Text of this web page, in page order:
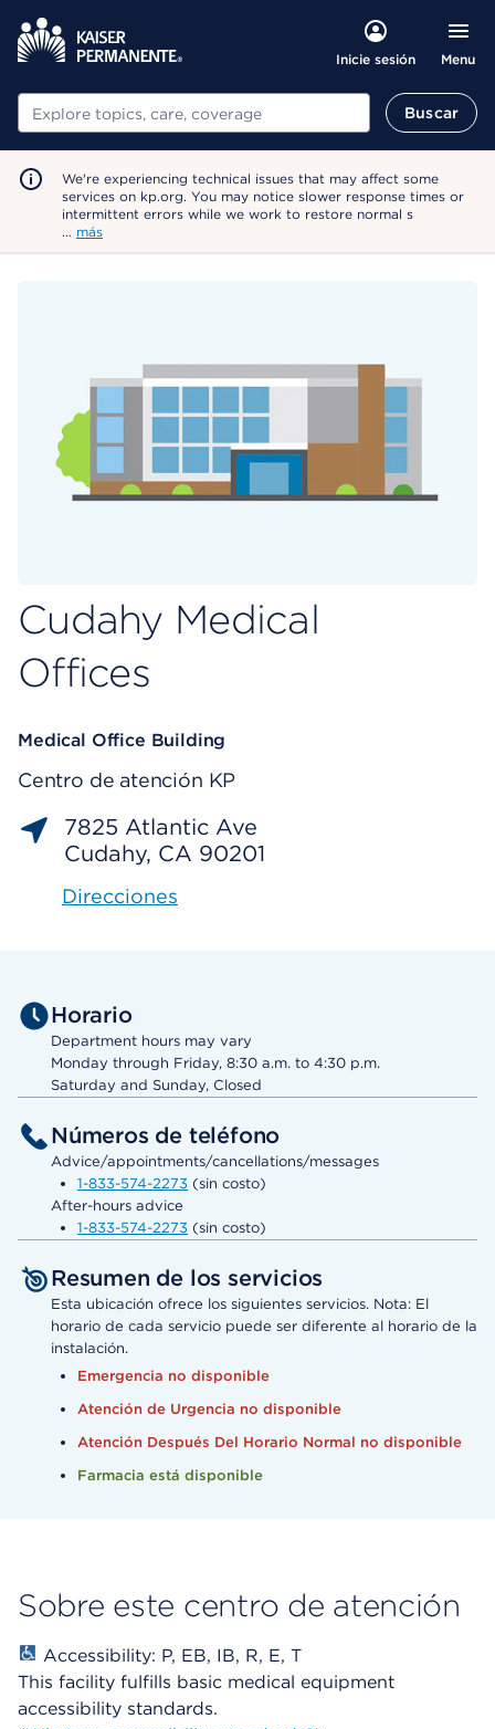
Inicie sesión Menu
Buscar Buscar
We're experiencing technical issues that may affect some
services on kp.org. You may notice slower response times or
intermittent errors while we work to restore normal s
… más
Cudahy Medical
Offices
Medical Office Building
Centro de atención KP
7825 Atlantic Ave
Cudahy, CA 90201
Direcciones
Horario
Department hours may vary
Monday through Friday, 8:30 a.m. to 4:30 p.m.
Saturday and Sunday, Closed
Números de teléfono
Advice/appointments/cancellations/messages
1-833-574-2273 (sin costo)
After-hours advice
1-833-574-2273 (sin costo)
Resumen de los servicios
Esta ubicación ofrece los siguientes servicios. Nota: El
horario de cada servicio puede ser diferente al horario de la
instalación.
Emergencia no disponible
Atención de Urgencia no disponible
Atención Después Del Horario Normal no disponible
Farmacia está disponible
Sobre este centro de atención
Accessibility: P, EB, IB, R, E, T
This facility fulfills basic medical equipment
accessibility standards.